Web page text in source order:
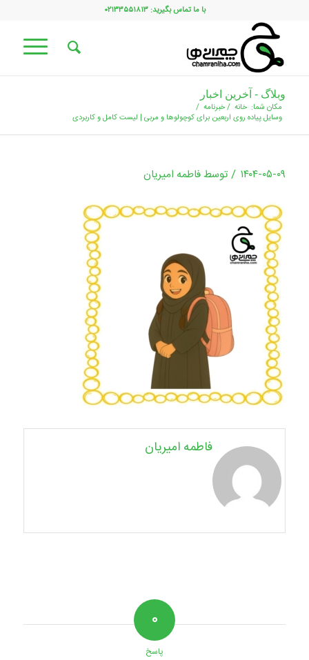
با ما تماس بگیرید: ۰۲۱۳۳۵۵۱۸۱۳
وبلاگ - آخرین اخبار
مکان شما: خانه /خبرنامه /
وسایل پیاده‌ روی اربعین برای کوچولوها و مربی | لیست کامل و کاربردی
۱۴۰۴-۰۵-۰۹ / توسطفاطمه امیریان
فاطمه امیریان
۰
پاسخ